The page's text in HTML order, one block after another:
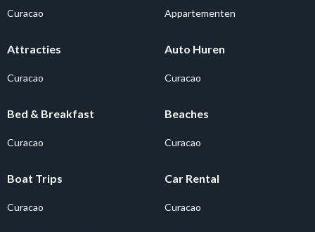
Curacao Appartementen
Attracties
Curacao
Auto Huren
Curacao
Bed & Breakfast
Curacao
Beaches
Curacao
Boat Trips
Curacao
Car Rental
Curacao